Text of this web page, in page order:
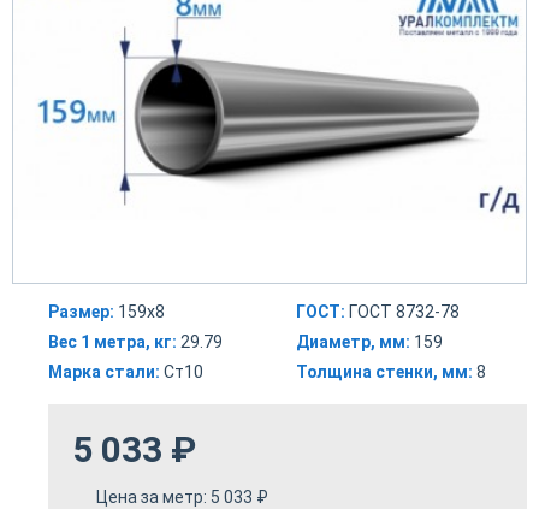
Размер: 159х8
Вес 1 метра, кг: 29.79
Марка стали: Ст10
ГОСТ: ГОСТ 8732-78
Диаметр, мм: 159
Толщина стенки, мм: 8
5 033 ₽
Цена за метр: 5 033 ₽